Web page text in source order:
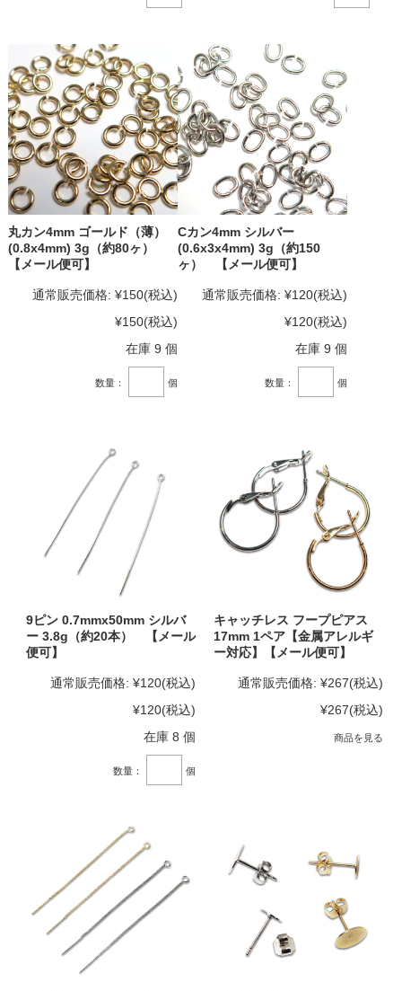
丸カン4mm ゴールド（薄）
(0.8x4mm) 3g（約80ヶ）
【メール便可】
通常販売価格: ¥150(税込)
¥150(税込)
在庫 9 個
数量： 個
Cカン4mm シルバー
(0.6x3x4mm) 3g（約150
ヶ） 【メール便可】
通常販売価格: ¥120(税込)
¥120(税込)
在庫 9 個
数量： 個
9ピン 0.7mmx50mm シルバ
ー 3.8g（約20本） 【メール
便可】
通常販売価格: ¥120(税込)
¥120(税込)
在庫 8 個
数量： 個
キャッチレス フープピアス
17mm 1ペア【金属アレルギ
ー対応】【メール便可】
通常販売価格: ¥267(税込)
¥267(税込)
商品を見る